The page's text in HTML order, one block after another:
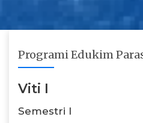
Programi Edukim
Viti I
Semestri I